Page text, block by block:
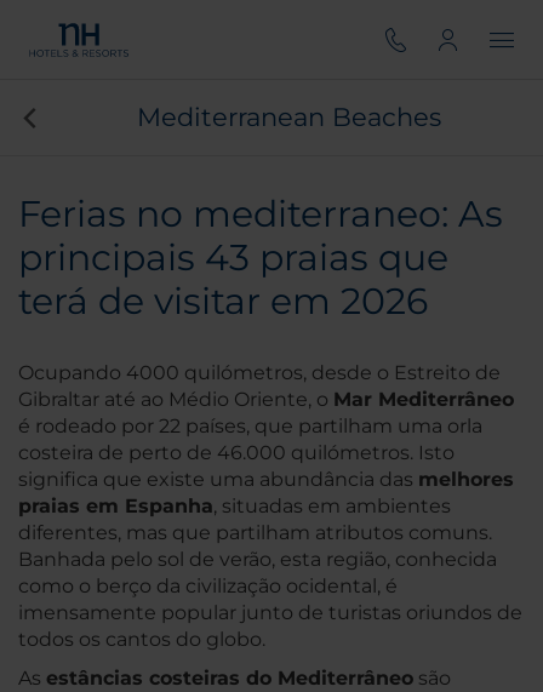
Mediterranean Beaches
Ferias no mediterraneo: As
principais 43 praias que
terá de visitar em 2026
Ocupando 4000 quilómetros, desde o Estreito de
Gibraltar até ao Médio Oriente, o Mar Mediterrâneo
é rodeado por 22 países, que partilham uma orla
costeira de perto de 46.000 quilómetros. Isto
significa que existe uma abundância das melhores
praias em Espanha, situadas em ambientes
diferentes, mas que partilham atributos comuns.
Banhada pelo sol de verão, esta região, conhecida
como o berço da civilização ocidental, é
imensamente popular junto de turistas oriundos de
todos os cantos do globo.
As estâncias costeiras do Mediterrâneo são